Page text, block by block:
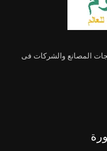
المصانع والشركات فى